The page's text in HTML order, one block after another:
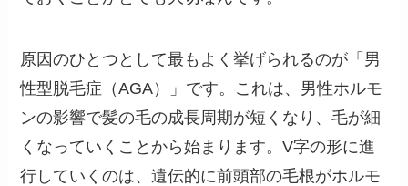
原因のひとつとして最もよく挙げられるのが「男
性型脱毛症（AGA）」です。これは、男性ホルモ
ンの影響で髪の毛の成長周期が短くなり、毛が細
くなっていくことから始まります。V字の形に進
行していくのは、遺伝的に前頭部の毛根がホルモ